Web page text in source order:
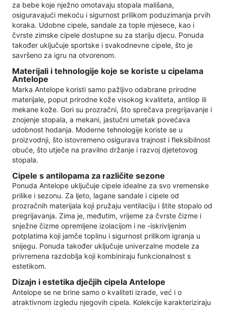
za bebe koje nježno omotavaju stopala mališana,
osiguravajući mekoću i sigurnost prilikom poduzimanja prvih
koraka. Udobne cipele, sandale za tople mjesece, kao i
čvrste zimske cipele dostupne su za stariju djecu. Ponuda
također uključuje sportske i svakodnevne cipele, što je
savršeno za igru ​​na otvorenom.
Materijali i tehnologije koje se koriste u cipelama
Antelope
Marka Antelope koristi samo pažljivo odabrane prirodne
materijale, poput prirodne kože visokog kvaliteta, antilop ili
mekane kože. Gori su prozračni, što sprečava pregrijavanje i
znojenje stopala, a mekani, jastučni umetak povećava
udobnost hodanja. Moderne tehnologije koriste se u
proizvodnji, što istovremeno osigurava trajnost i fleksibilnost
obuće, što utječe na pravilno držanje i razvoj djetetovog
stopala.
Cipele s antilopama za različite sezone
Ponuda Antelope uključuje cipele idealne za svo vremenske
prilike i sezonu. Za ljeto, lagane sandale i cipele od
prozračnih materijala koji pružaju ventilaciju i štite stopalo od
pregrijavanja. Zima je, međutim, vrijeme za čvrste čizme i
snježne čizme opremljene izolacijom i ne -iskrivljenim
potplatima koji jamče toplinu i sigurnost prilikom igranja u
snijegu. Ponuda također uključuje univerzalne modele za
privremena razdoblja koji kombiniraju funkcionalnost s
estetikom.
Dizajn i estetika dječjih cipela Antelope
Antelope se ne brine samo o kvaliteti izrade, već i o
atraktivnom izgledu njegovih cipela. Kolekcije karakteriziraju